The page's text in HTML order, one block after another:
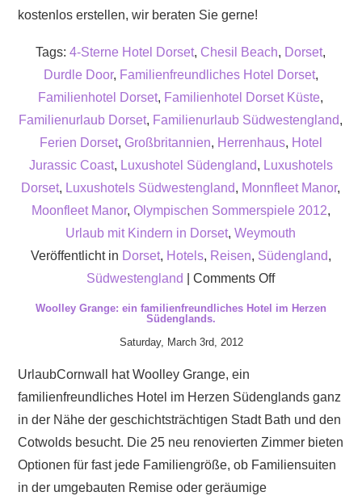
kostenlos erstellen, wir beraten Sie gerne!
Tags:4-Sterne Hotel Dorset, Chesil Beach, Dorset,
Durdle Door, Familienfreundliches Hotel Dorset,
Familienhotel Dorset, Familienhotel Dorset Küste,
Familienurlaub Dorset, Familienurlaub Südwestengland,
Ferien Dorset, Großbritannien, Herrenhaus, Hotel
Jurassic Coast, Luxushotel Südengland, Luxushotels
Dorset, Luxushotels Südwestengland, Monnfleet Manor,
Moonfleet Manor, Olympischen Sommerspiele 2012,
Urlaub mit Kindern in Dorset,Weymouth
Veröffentlicht in Dorset, Hotels, Reisen, Südengland,
Südwestengland
|Comments Offon
Familienhotel
in
nächster
Nähe
Woolley Grange: ein familienfreundliches Hotel im Herzen
Südenglands.
Saturday, March 3rd, 2012
UrlaubCornwall hat Woolley Grange, ein
familienfreundliches Hotel im Herzen Südenglands ganz
in der Nähe der geschichtsträchtigen Stadt Bath und den
Cotwolds besucht. Die 25 neu renovierten Zimmer bieten
Optionen für fast jede Familiengröße, ob Familiensuiten
in der umgebauten Remise oder geräumige